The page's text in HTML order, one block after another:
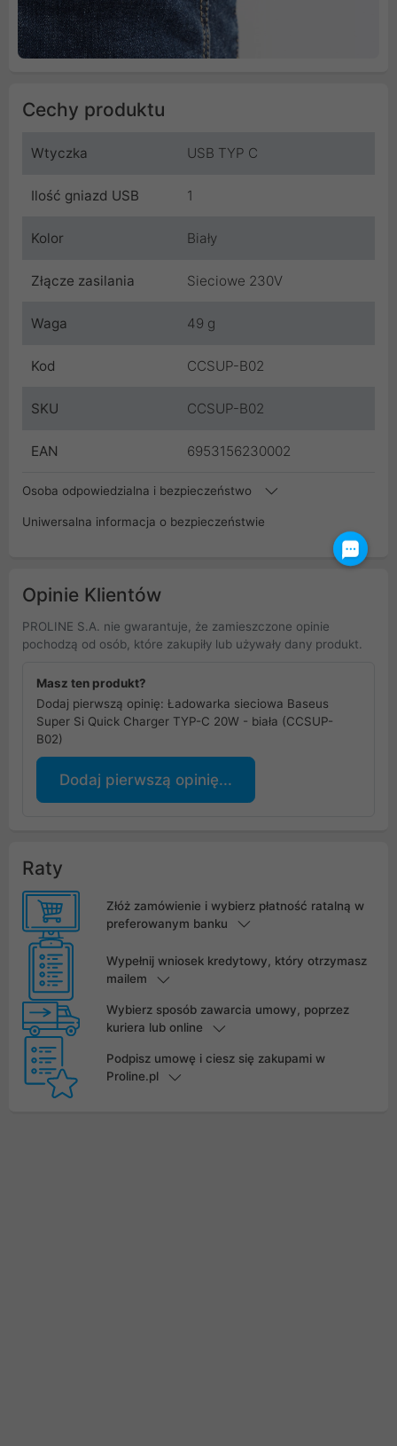
Cechy produktu
Wtyczka USB TYP C
Ilość gniazd USB 1
Kolor Biały
Złącze zasilania Sieciowe 230V
Waga 49 g
Kod CCSUP-B02
SKU CCSUP-B02
EAN 6953156230002
Osoba odpowiedzialna i bezpieczeństwo
Uniwersalna informacja o bezpieczeństwie
Opinie Klientów
PROLINE S.A. nie gwarantuje, że zamieszczone opinie
pochodzą od osób, które zakupiły lub używały dany produkt.
Masz ten produkt?
Dodaj pierwszą opinię: Ładowarka sieciowa Baseus
Super Si Quick Charger TYP-C 20W - biała (CCSUP-
B02)
Dodaj pierwszą opinię...
Raty
Złóż zamówienie i wybierz płatność ratalną w
preferowanym banku
Wypełnij wniosek kredytowy, który otrzymasz
mailem
Wybierz sposób zawarcia umowy, poprzez
kuriera lub online
Podpisz umowę i ciesz się zakupami w
Proline.pl